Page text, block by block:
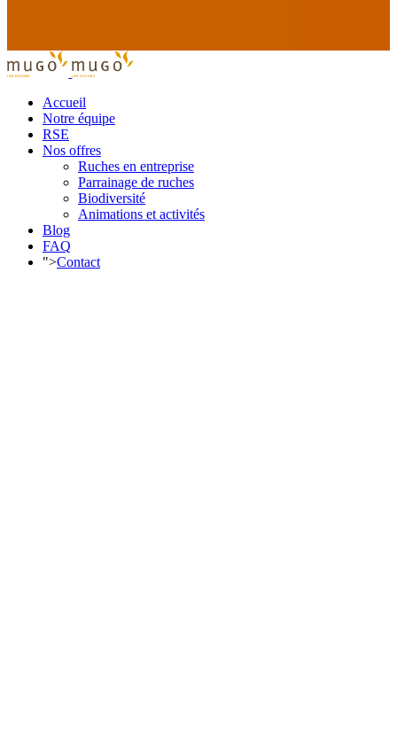
Accueil
Notre équipe
RSE
Nos offres
Ruches en entreprise
Parrainage de ruches
Biodiversité
Animations et activités
Blog
FAQ
">Contact